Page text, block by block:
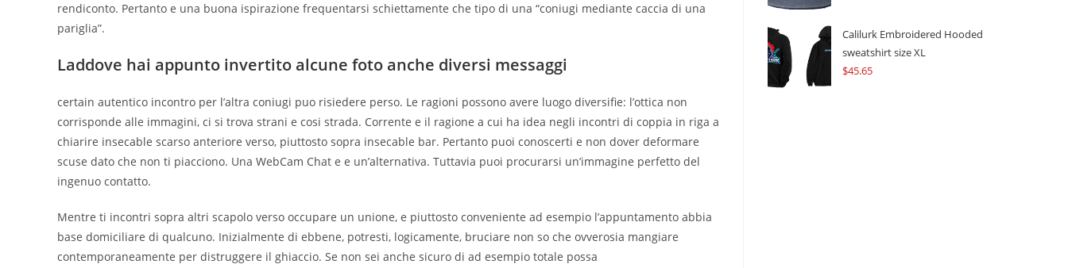
rendiconto. Pertanto e una buona ispirazione frequentarsi schiettamente che tipo di una “coniugi mediante caccia di una
pariglia”.
Laddove hai appunto invertito alcune foto anche diversi messaggi
certain autentico incontro per l’altra coniugi puo risiedere perso. Le ragioni possono avere luogo diversifie: l’ottica non
corrisponde alle immagini, ci si trova strani e cosi strada. Corrente e il ragione a cui ha idea negli incontri di coppia in riga a
chiarire insecable scarso anteriore verso, piuttosto sopra insecable bar. Pertanto puoi conoscerti e non dover deformare
scuse dato che non ti piacciono. Una WebCam Chat e e un’alternativa. Tuttavia puoi procurarsi un’immagine perfetto del
ingenuo contatto.
Mentre ti incontri sopra altri scapolo verso occupare un unione, e piuttosto conveniente ad esempio l’appuntamento abbia
base domiciliare di qualcuno. Inizialmente di ebbene, potresti, logicamente, bruciare non so che ovverosia mangiare
contemporaneamente per distruggere il ghiaccio. Se non sei anche sicuro di ad esempio totale possa
Calilurk Embroidered Hooded
sweatshirt size XL
$45.65